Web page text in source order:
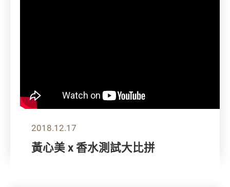
2018.12.17
黃心美 x 香水測試大比拼